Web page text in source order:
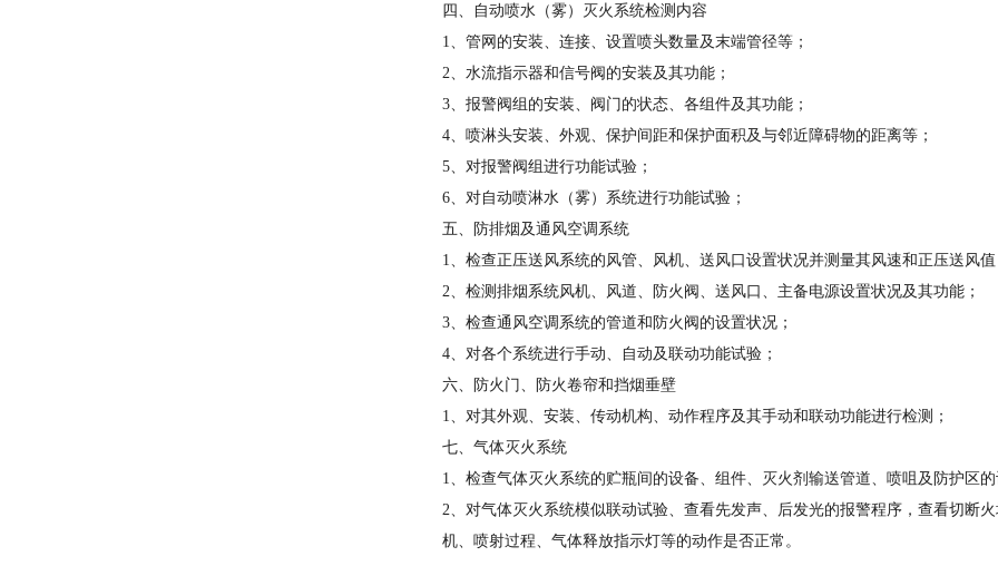
四、自动喷水（雾）灭火系统检测内容
1、管网的安装、连接、设置喷头数量及末端管径等；
2、水流指示器和信号阀的安装及其功能；
3、报警阀组的安装、阀门的状态、各组件及其功能；
4、喷淋头安装、外观、保护间距和保护面积及与邻近障碍物的距离等；
5、对报警阀组进行功能试验；
6、对自动喷淋水（雾）系统进行功能试验；
五、防排烟及通风空调系统
1、检查正压送风系统的风管、风机、送风口设置状况并测量其风速和正压送风值
2、检测排烟系统风机、风道、防火阀、送风口、主备电源设置状况及其功能；
3、检查通风空调系统的管道和防火阀的设置状况；
4、对各个系统进行手动、自动及联动功能试验；
六、防火门、防火卷帘和挡烟垂壁
1、对其外观、安装、传动机构、动作程序及其手动和联动功能进行检测；
七、气体灭火系统
1、检查气体灭火系统的贮瓶间的设备、组件、灭火剂输送管道、喷咀及防护区的
2、对气体灭火系统模似联动试验、查看先发声、后发光的报警程序，查看切断
机、喷射过程、气体释放指示灯等的动作是否正常。